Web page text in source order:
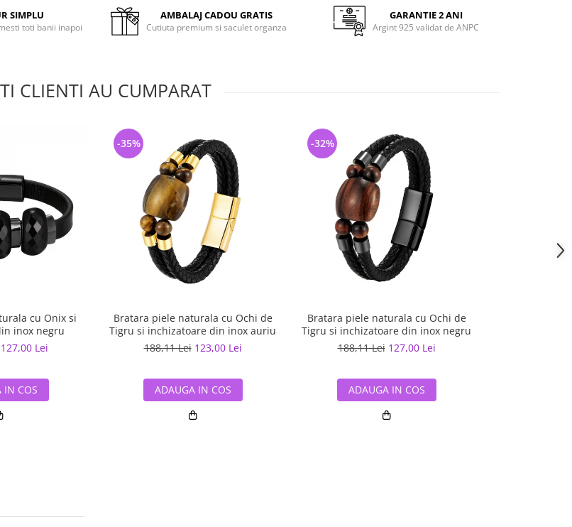
SIMPLU
toti banii inapoi
AMBALAJ CADOU GRATIS
Cutiuta premium si saculet organza
GARANTIE 2 ANI
Argint 925 validat de ANPC
CLIENTI AU CUMPARAT
cu Onix si
inox negru
127,00 Lei
IN COS
Bratara piele naturala cu Ochi de
Tigru si inchizatoare din inox auriu
188,11 Lei 123,00 Lei
-35%
ADAUGA IN COS
Bratara piele naturala cu Ochi de
Tigru si inchizatoare din inox negru
188,11 Lei 127,00 Lei
-32%
ADAUGA IN COS